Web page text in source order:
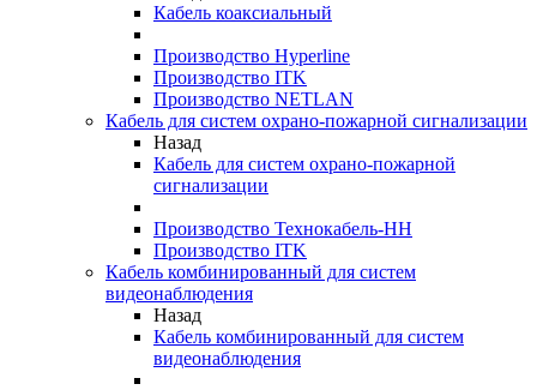
Кабель коаксиальный
Производство Hyperline
Производство ITK
Производство NETLAN
Кабель для систем охрано-пожарной сигнализации
Назад
Кабель для систем охрано-пожарной
сигнализации
Производство Технокабель-НН
Производство ITK
Кабель комбинированный для систем
видеонаблюдения
Назад
Кабель комбинированный для систем
видеонаблюдения